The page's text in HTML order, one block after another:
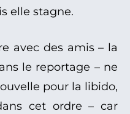
elle stagne.
avec des amis – la
le reportage – ne
pour la libido,
cet ordre – car